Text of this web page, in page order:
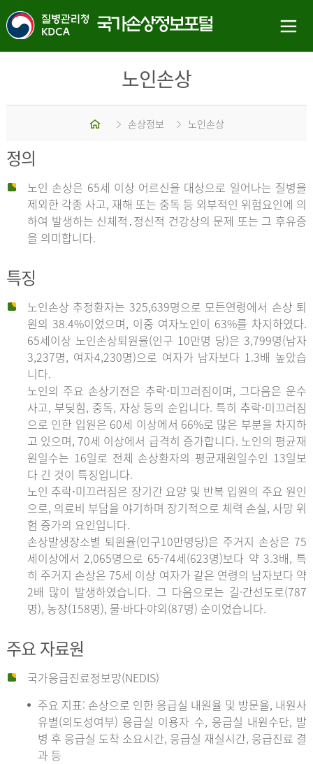
노인손상
홈 손상정보 노인손상
정의
노인 손상은 65세 이상 어르신을 대상으로 일어나는 질병을
제외한 각종 사고, 재해 또는 중독 등 외부적인 위험요인에 의
하여 발생하는 신체적․정신적 건강상의 문제 또는 그 후유증
을 의미합니다.
특징
노인손상 추정환자는 325,639명으로 모든연령에서 손상 퇴
원의 38.4%이었으며, 이중 여자노인이 63%를 차지하였다.
65세이상 노인손상퇴원율(인구 10만명 당)은 3,799명(남자
3,237명, 여자4,230명)으로 여자가 남자보다 1.3배 높았습
니다.
노인의 주요 손상기전은 추락⋅미끄러짐이며, 그다음은 운수
사고, 부딪힘, 중독, 자상 등의 순입니다. 특히 추락⋅미끄러짐
으로 인한 입원은 60세 이상에서 66%로 많은 부분을 차지하
고 있으며, 70세 이상에서 급격히 증가합니다. 노인의 평균재
원일수는 16일로 전체 손상환자의 평균재원일수인 13일보
다 긴 것이 특징입니다.
노인 추락⋅미끄러짐은 장기간 요양 및 반복 입원의 주요 원인
으로, 의료비 부담을 야기하며 장기적으로 체력 손실, 사망 위
험 증가의 요인입니다.
손상발생장소별 퇴원율(인구10만명당)은 주거지 손상은 75
세이상에서 2,065명으로 65-74세(623명)보다 약 3.3배, 특
히 주거지 손상은 75세 이상 여자가 같은 연령의 남자보다 약
2배 많이 발생하였습니다. 그 다음으로는 길·간선도로(787
명), 농장(158명), 물·바다·야외(87명) 순이었습니다.
주요 자료원
국가응급진료정보망(NEDIS)
주요 지표: 손상으로 인한 응급실 내원율 및 방문율, 내원사
유별(의도성여부) 응급실 이용자 수, 응급실 내원수단, 발
병 후 응급실 도착 소요시간, 응급실 재실시간, 응급진료 결
과 등